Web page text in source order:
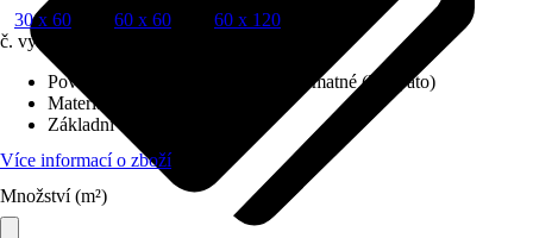
30 x 60
60 x 60
60 x 120
č. výrobku
Povrch obkladů/dlažeb
Hedvábně matné (Lappato)
Materiál
Základní barva
Více informací o zboží
Množství (m²)